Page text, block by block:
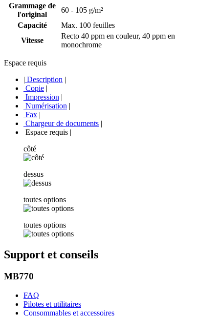
Grammage de
l'original
60 - 105 g/m²
Capacité
Max. 100 feuilles
Vitesse
Recto 40 ppm en couleur, 40 ppm en
monochrome
Espace requis
| Description |
Copie |
Impression |
Numérisation |
Fax |
Chargeur de documents |
Espace requis |
côté
dessus
toutes options
toutes options
Support et conseils
MB770
FAQ
Pilotes et utilitaires
Consommables et accessoires